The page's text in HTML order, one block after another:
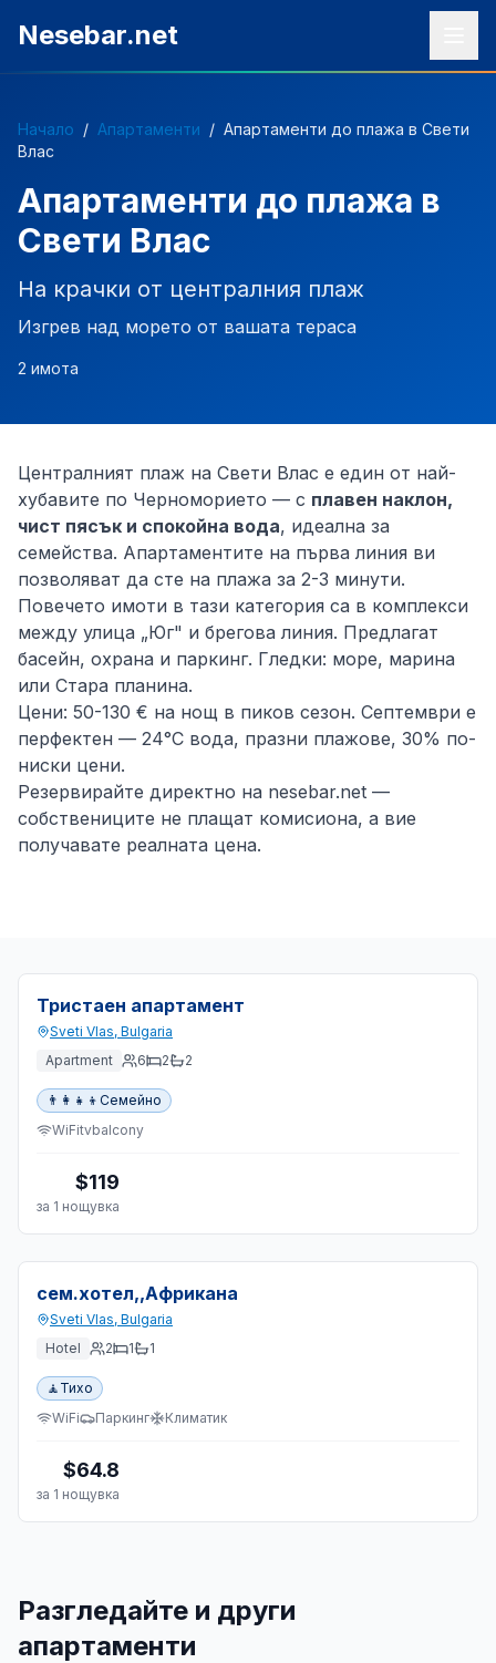
Nesebar.net
Начало / Апартаменти / Апартаменти до плажа в Свети
Влас
Апартаменти до плажа в
Свети Влас
На крачки от централния плаж
Изгрев над морето от вашата тераса
2 имота
Централният плаж на Свети Влас е един от най-
хубавите по Черноморието — с плавен наклон,
чист пясък и спокойна вода, идеална за
семейства. Апартаментите на първа линия ви
позволяват да сте на плажа за 2-3 минути.
Повечето имоти в тази категория са в комплекси
между улица „Юг" и брегова линия. Предлагат
басейн, охрана и паркинг. Гледки: море, марина
или Стара планина.
Цени: 50-130 € на нощ в пиков сезон. Септември е
перфектен — 24°C вода, празни плажове, 30% по-
ниски цени.
Резервирайте директно на nesebar.net —
собствениците не плащат комисиона, а вие
получавате реалната цена.
Наличен
Тристаен апартамент
Sveti Vlas, Bulgaria
Apartment
6 2 2
👨‍👩‍👧‍👦 Семейно
WiFitvbalcony
$119
за 1 нощувка
Наличен
сем.хотел,,Африкана
Sveti Vlas, Bulgaria
Hotel
2 1 1
🧘 Тихо
WiFi
Паркинг Климатик
$64.8
за 1 нощувка
Разгледайте и други
апартаменти